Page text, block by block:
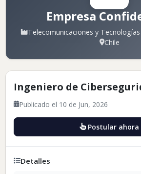
Empresa
Telecomunicaciones y
Chile
Ingeniero de
Publicado el 10 de Jun, 2026
Postular ahora
Detalles